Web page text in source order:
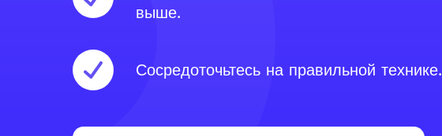
выше.
Сосредоточьтесь на правильной технике.